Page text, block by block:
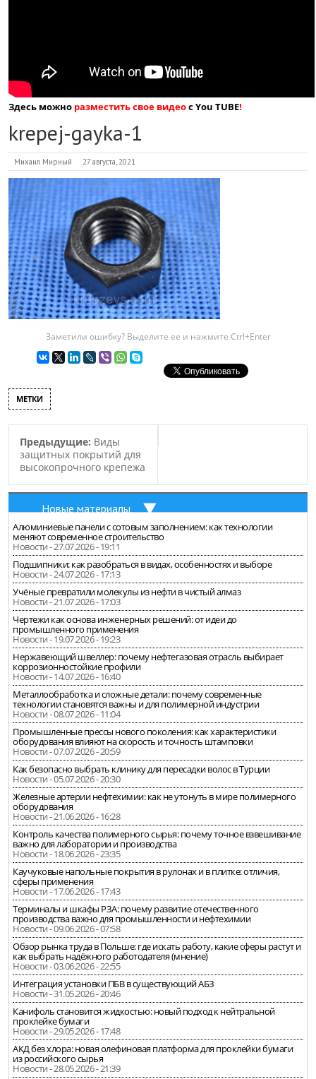
Здесь можно разместить свое видеос You TUBE!
krepej-gayka-1
Михаил Мирный 27 августа, 2021
Заметили ошибку? Выделите ее и нажмите Ctrl+Enter
МЕТКИ
Предыдущие: Виды
защитных покрытий для
высокопрочного крепежа
Новые материалы
Алюминиевые панели с сотовым заполнением: как технологии
меняют современное строительство
Новости - 27.07.2026 - 19:11
Подшипники: как разобраться в видах, особенностях и выборе
Новости - 24.07.2026 - 17:13
Учёные превратили молекулы из нефти в чистый алмаз
Новости - 21.07.2026 - 17:03
Чертежи как основа инженерных решений: от идеи до
промышленного применения
Новости - 19.07.2026 - 19:23
Нержавеющий швеллер: почему нефтегазовая отрасль выбирает
коррозионностойкие профили
Новости - 14.07.2026 - 16:40
Металлообработка и сложные детали: почему современные
технологии становятся важны и для полимерной индустрии
Новости - 08.07.2026 - 11:04
Промышленные прессы нового поколения: как характеристики
оборудования влияют на скорость и точность штамповки
Новости - 07.07.2026 - 20:59
Как безопасно выбрать клинику для пересадки волос в Турции
Новости - 05.07.2026 - 20:30
Железные артерии нефтехимии: как не утонуть в мире полимерного
оборудования
Новости - 21.06.2026 - 16:28
Контроль качества полимерного сырья: почему точное взвешивание
важно для лаборатории и производства
Новости - 18.06.2026 - 23:35
Каучуковые напольные покрытия в рулонах и в плитке: отличия,
сферы применения
Новости - 17.06.2026 - 17:43
Терминалы и шкафы РЗА: почему развитие отечественного
производства важно для промышленности и нефтехимии
Новости - 09.06.2026 - 07:58
Обзор рынка труда в Польше: где искать работу, какие сферы растут и
как выбрать надёжного работодателя (мнение)
Новости - 03.06.2026 - 22:55
Интеграция установки ПБВ в существующий АБЗ
Новости - 31.05.2026 - 20:46
Канифоль становится жидкостью: новый подход к нейтральной
проклейке бумаги
Новости - 29.05.2026 - 17:48
АКД без хлора: новая олефиновая платформа для проклейки бумаги
из российского сырья
Новости - 28.05.2026 - 21:39